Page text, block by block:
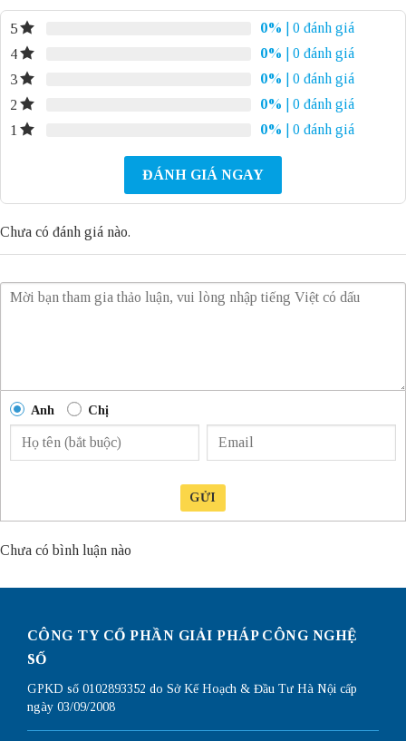
5 0%
| 0 đánh giá
4
0%
| 0 đánh giá
3
0%
| 0 đánh giá
2
0%
| 0 đánh giá
1
0% | 0 đánh giá
ĐÁNH GIÁ NGAY
Chưa có đánh giá nào.
Anh Chị
GỬI
Chưa có bình luận nào
CÔNG TY CỔ PHẦN GIẢI PHÁP CÔNG NGHỆ
SỐ
GPKD số 0102893352 do Sở Kế Hoạch & Đầu Tư Hà Nội cấp
ngày 03/09/2008